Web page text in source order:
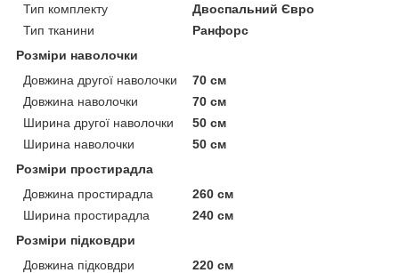
Тип комплекту
Двоспальний Євро
Тип тканини
Ранфорс
Розміри наволочки
Довжина другої наволочки
70 см
Довжина наволочки
70 см
Ширина другої наволочки
50 см
Ширина наволочки
50 см
Розміри простирадла
Довжина простирадла
260 см
Ширина простирадла
240 см
Розміри підковдри
Довжина підковдри
220 см